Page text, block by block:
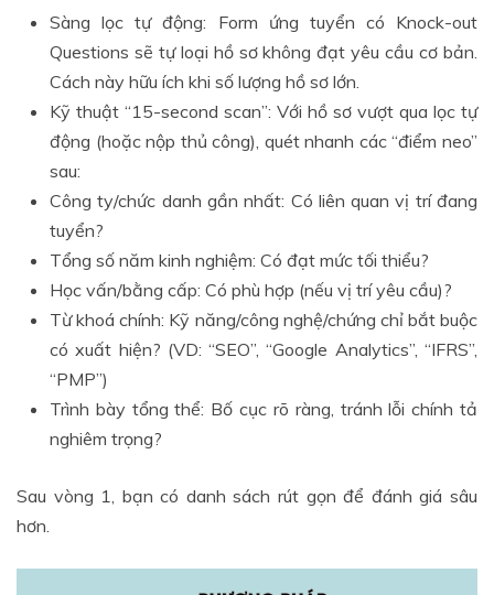
Sàng lọc tự động: Form ứng tuyển có Knock-out
Questions sẽ tự loại hồ sơ không đạt yêu cầu cơ bản.
Cách này hữu ích khi số lượng hồ sơ lớn.
Kỹ thuật “15-second scan”: Với hồ sơ vượt qua lọc tự
động (hoặc nộp thủ công), quét nhanh các “điểm neo”
sau:
Công ty/chức danh gần nhất: Có liên quan vị trí đang
tuyển?
Tổng số năm kinh nghiệm: Có đạt mức tối thiểu?
Học vấn/bằng cấp: Có phù hợp (nếu vị trí yêu cầu)?
Từ khoá chính: Kỹ năng/công nghệ/chứng chỉ bắt buộc
có xuất hiện? (VD: “SEO”, “Google Analytics”, “IFRS”,
“PMP”)
Trình bày tổng thể: Bố cục rõ ràng, tránh lỗi chính tả
nghiêm trọng?
Sau vòng 1, bạn có danh sách rút gọn để đánh giá sâu
hơn.